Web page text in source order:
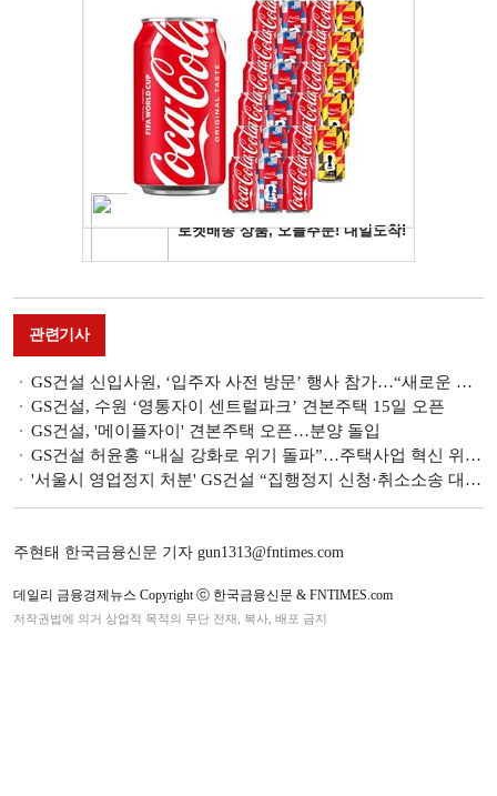
관련기사
GS건설 신입사원, ‘입주자 사전 방문’ 행사 참가…“새로운 개선점 도출”
GS건설, 수원 ‘영통자이 센트럴파크’ 견본주택 15일 오픈
GS건설, '메이플자이' 견본주택 오픈…분양 돌입
GS건설 허윤홍 “내실 강화로 위기 돌파”…주택사업 혁신 위해 수행역량 재정비
'서울시 영업정지 처분' GS건설 “집행정지 신청·취소소송 대응”
주현태 한국금융신문 기자 gun1313@fntimes.com
데일리 금융경제뉴스 Copyright ⓒ 한국금융신문 & FNTIMES.com
저작권법에 의거 상업적 목적의 무단 전재, 복사, 배포 금지